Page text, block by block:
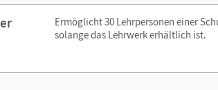
Ermöglicht 30 Lehrpersonen einer
solange das Lehrwerk erhältlich ist.